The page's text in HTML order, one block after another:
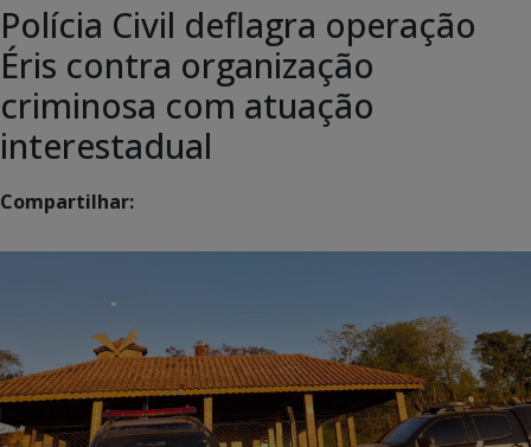
Polícia Civil deflagra operação
Éris contra organização
criminosa com atuação
interestadual
Compartilhar: